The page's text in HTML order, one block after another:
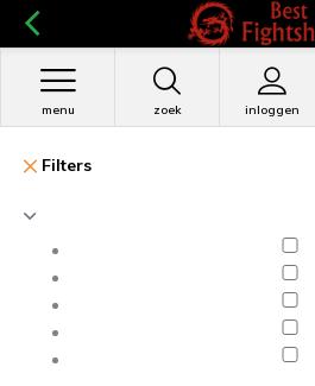
zoek inloggen
menu
Filters